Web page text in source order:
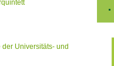
Universitäts- und